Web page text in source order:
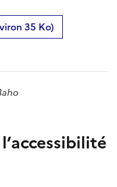
35 Ko)